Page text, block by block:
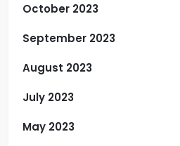
October 2023
September 2023
August 2023
July 2023
May 2023